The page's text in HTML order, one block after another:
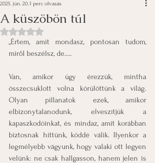
A küszöbön túl
2025. jún. 20.1 perc olvasás
NaN csillagot kapott az 5-ből.
„Értem, amit mondasz, pontosan tudom,
miről beszélsz, de.....
Van, amikor úgy érezzük, mintha
összecsuklott volna körülöttünk a világ.
Olyan pillanatok ezek, amikor
elbizonytalanodunk, elveszítjük a
kapaszkodóinkat, és mindaz, amit korábban
biztosnak hittünk, köddé válik. Ilyenkor a
legmélyebb vágyunk, hogy valaki ott legyen
velünk: ne csak hallgasson, hanem jelen is